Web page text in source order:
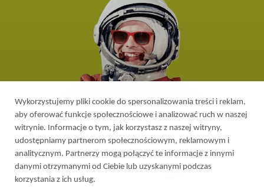
2026 © All rights reserved
Web design in Ukraine
Wykorzystujemy pliki cookie do spersonalizowania treści i reklam,
aby oferować funkcje społecznościowe i analizować ruch w naszej
witrynie. Informacje o tym, jak korzystasz z naszej witryny,
udostępniamy partnerom społecznościowym, reklamowym i
analitycznym. Partnerzy mogą połączyć te informacje z innymi
danymi otrzymanymi od Ciebie lub uzyskanymi podczas
korzystania z ich usług.